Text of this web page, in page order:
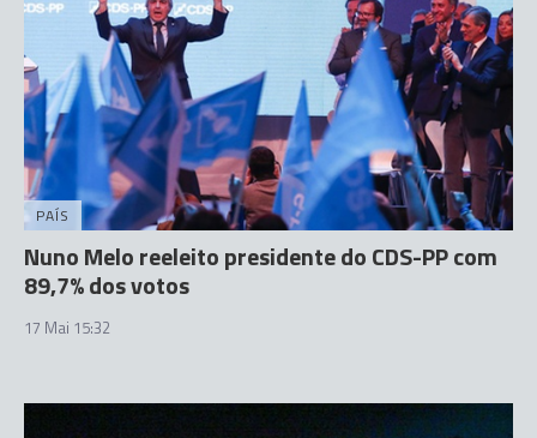
PAÍS
Nuno Melo reeleito presidente do CDS-PP com
89,7% dos votos
17 Mai 15:32